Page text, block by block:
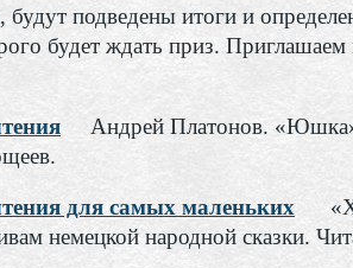
подведены итоги и
будет ждать приз. Приглашаем
Андрей Платонов.
для самых маленьких
немецкой народной сказки.